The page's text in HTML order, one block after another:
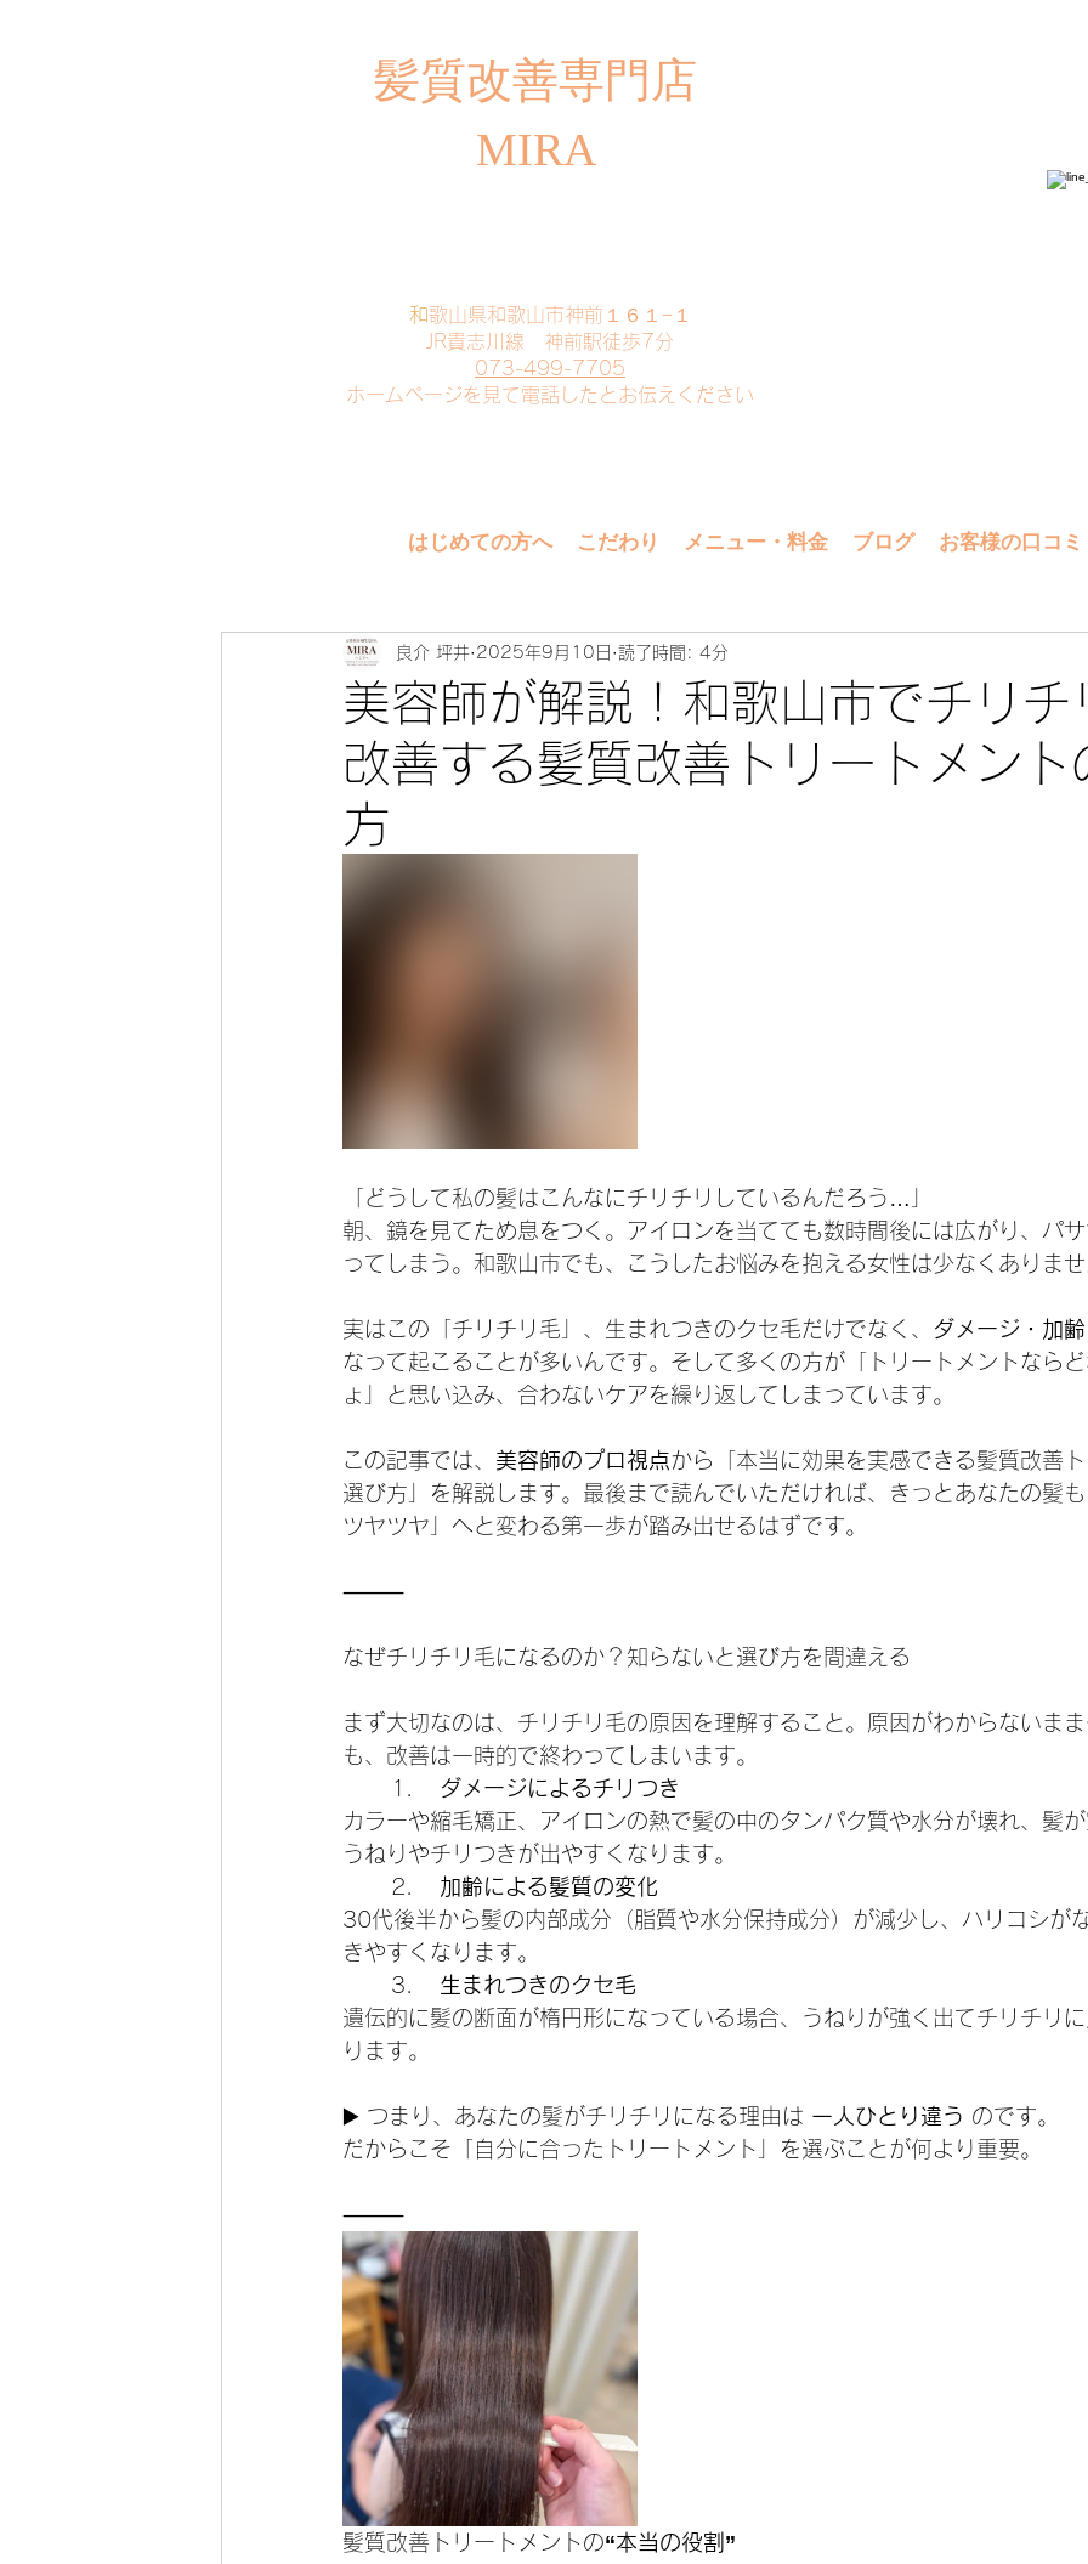
​髪質改善専門店
MIRA
​和歌山県和歌山市神前１６１−１
JR貴志川線 神前駅徒歩7分
073-499-7705
​ホームページを見て電話したとお伝えください
はじめての方へ こだわり メニュー・料金 ブログ お客様の口コミ
美容師が解説！和歌山市でチリチ
改善する髪質改善トリートメント
方
良介 坪井 2025年9月10日 読了時間: 4分
「どうして私の髪はこんなにチリチリしているんだろう…」
朝、鏡を見てため息をつく。アイロンを当てても数時間後には広がり、パ
ってしまう。和歌山市でも、こうしたお悩みを抱える女性は少なくありま
実はこの「チリチリ毛」、生まれつきのクセ毛だけでなく、
ダメージ・加
なって起こることが多いんです。そして多くの方が「トリートメントなら
ょ」と思い込み、合わないケアを繰り返してしまっています。
この記事では、 美容師のプロ視点から「本当に効果を実感できる髪質改善
選び方」を解説します。最後まで読んでいただければ、きっとあなたの髪
ツヤツヤ」へと変わる第一歩が踏み出せるはずです。
⸻
なぜチリチリ毛になるのか？知らないと選び方を間違える
まず大切なのは、チリチリ毛の原因を理解すること。原因がわからないま
も、改善は一時的で終わってしまいます。
ダメージによるチリつき
カラーや縮毛矯正、アイロンの熱で髪の中のタンパク質や水分が壊れ、髪
うねりやチリつきが出やすくなります。
加齢による髪質の変化
30代後半から髪の内部成分（脂質や水分保持成分）が減少し、ハリコシが
きやすくなります。
生まれつきのクセ毛
遺伝的に髪の断面が楕円形になっている場合、うねりが強く出てチリチリ
ります。
▶️ つまり、あなたの髪がチリチリになる理由は 一人ひとり違う のです。
だからこそ「自分に合ったトリートメント」を選ぶことが何より重要。
⸻
髪質改善トリートメントの“本当の役割”